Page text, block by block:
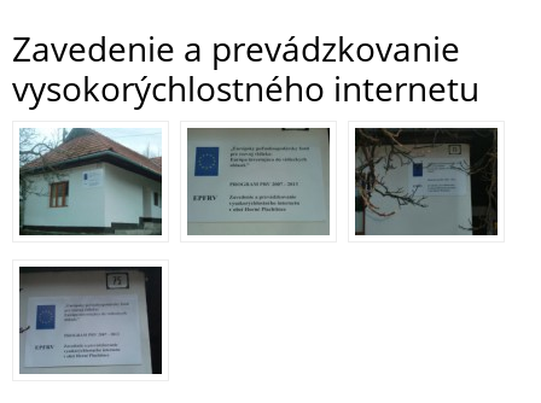
Zavedenie a prevádzkovanie
vysokorýchlostného internetu